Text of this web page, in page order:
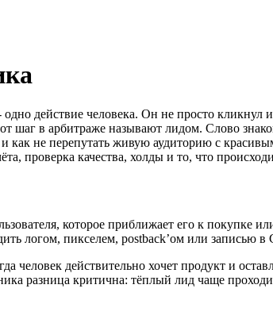
действие человека. Он не просто кликнул
шаг в арбитраже называют лидом. Слово
как не перепутать живую аудиторию с
проверка качества, холды и то, что
которое приближает его к покупке
логом, пикселем, postback’ом или записью в
действительно хочет продукт и
разница критична: тёплый лид чаще